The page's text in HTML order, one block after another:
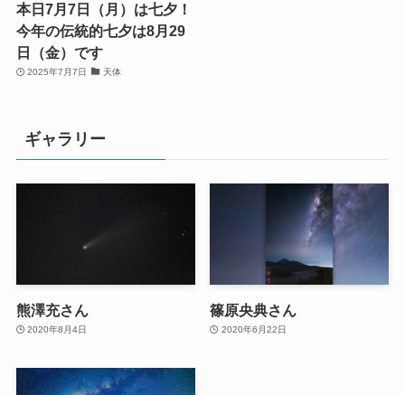
本日7月7日（月）は七夕！
今年の伝統的七夕は8月29
日（金）です
2025年7月7日 天体
ギャラリー
熊澤充さん
2020年8月4日
篠原央典さん
2020年6月22日